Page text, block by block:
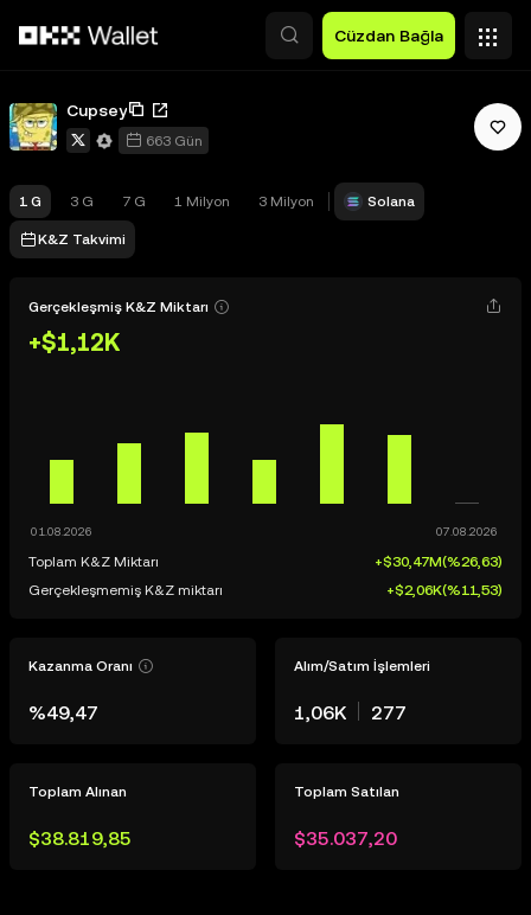
Cüzdan Bağla
Cupsey
663 Gün
1 G 3 G 7 G 1 Milyon 3 Milyon Solana
K&Z Takvimi
Gerçekleşmiş K&Z Miktarı
+$1,12K
Toplam K&Z Miktarı +$30,47M(%26,63)
Gerçekleşmemiş K&Z miktarı
+$2,06K(%11,53)
Kazanma Oranı
%49,47
Alım/Satım İşlemleri
1,06K 277
Toplam Alınan
$38.819,85
Toplam Satılan
$35.037,20